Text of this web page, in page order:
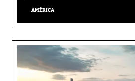
AMÉRICA